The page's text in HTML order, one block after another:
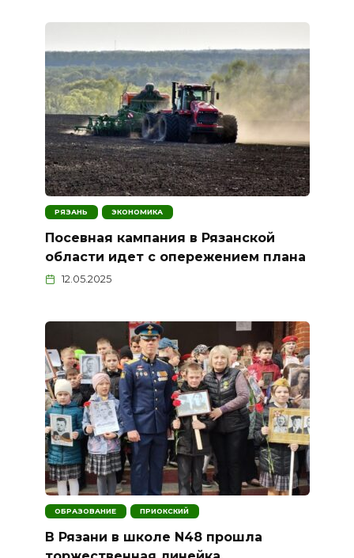
РЯЗАНЬ ЭКОНОМИКА
Посевная кампания в Рязанской
области идет с опережением плана
12.05.2025
ОБРАЗОВАНИЕ ПРИОКСКИЙ
В Рязани в школе N48 прошла